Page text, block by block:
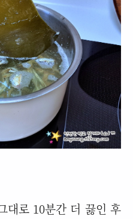
대로 10분간 더 끓인 후